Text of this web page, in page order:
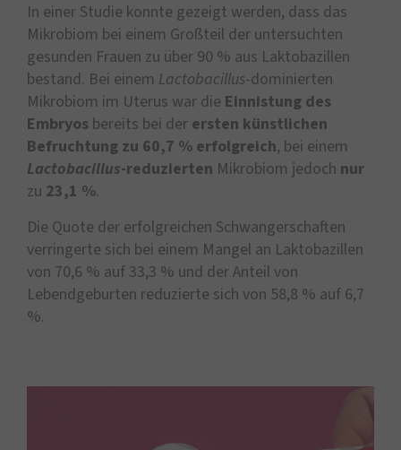
In einer Studie konnte gezeigt werden, dass das
Mikrobiom bei einem Großteil der untersuchten
gesunden Frauen zu über 90 % aus Laktobazillen
bestand. Bei einem Lactobacillus-dominierten
Mikrobiom im Uterus war die Einnistung des
Embryos bereits bei der ersten künstlichen
Befruchtung zu 60,7 % erfolgreich, bei einem
Lactobacillus-reduzierten Mikrobiom jedoch nur
zu 23,1 %.
Die Quote der erfolgreichen Schwangerschaften
verringerte sich bei einem Mangel an Laktobazillen
von 70,6 % auf 33,3 % und der Anteil von
Lebendgeburten reduzierte sich von 58,8 % auf 6,7
%.